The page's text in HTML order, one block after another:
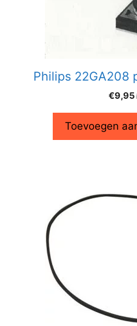
Philips 22GA208
€9,95
Toevoegen